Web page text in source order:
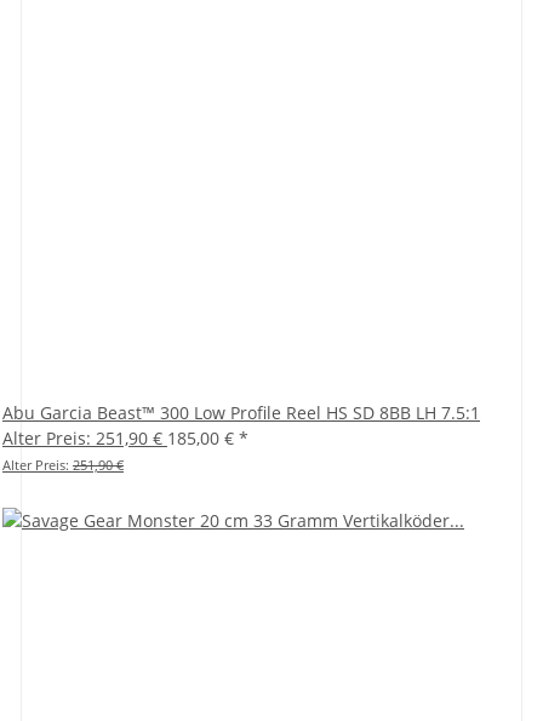
Abu Garcia Beast™ 300 Low Profile Reel HS SD 8BB LH 7.5:1
Alter Preis: 251,90 € 185,00 € *
Alter Preis: 251,90 €